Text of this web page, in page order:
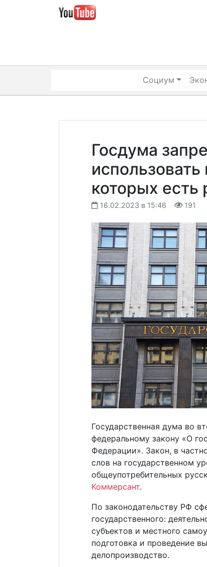
Социум
Госдума
которых есть
16.02.2023 в 15:46 191
Государственная дума во
федеральному закону «О
Федерации». Закон, в
слов на государственном
общеупотребительных
Коммерсант.
По законодательству РФ
государственного:
субъектов и местного
подготовка и проведение
делопроизводство.